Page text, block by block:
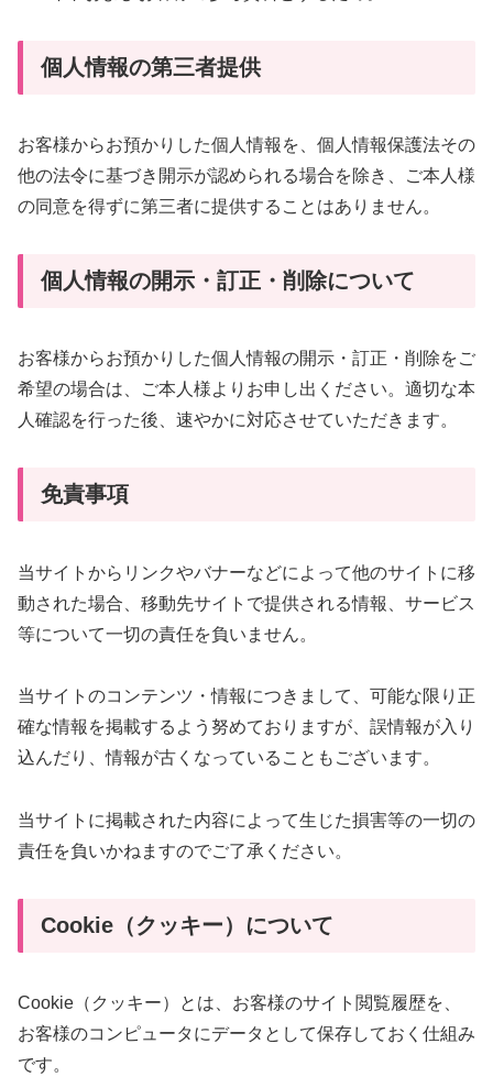
個人情報の第三者提供
お客様からお預かりした個人情報を、個人情報保護法その
他の法令に基づき開示が認められる場合を除き、ご本人様
の同意を得ずに第三者に提供することはありません。
個人情報の開示・訂正・削除について
お客様からお預かりした個人情報の開示・訂正・削除をご
希望の場合は、ご本人様よりお申し出ください。適切な本
人確認を行った後、速やかに対応させていただきます。
免責事項
当サイトからリンクやバナーなどによって他のサイトに移
動された場合、移動先サイトで提供される情報、サービス
等について一切の責任を負いません。
当サイトのコンテンツ・情報につきまして、可能な限り正
確な情報を掲載するよう努めておりますが、誤情報が入り
込んだり、情報が古くなっていることもございます。
当サイトに掲載された内容によって生じた損害等の一切の
責任を負いかねますのでご了承ください。
Cookie（クッキー）について
Cookie（クッキー）とは、お客様のサイト閲覧履歴を、
お客様のコンピュータにデータとして保存しておく仕組み
です。